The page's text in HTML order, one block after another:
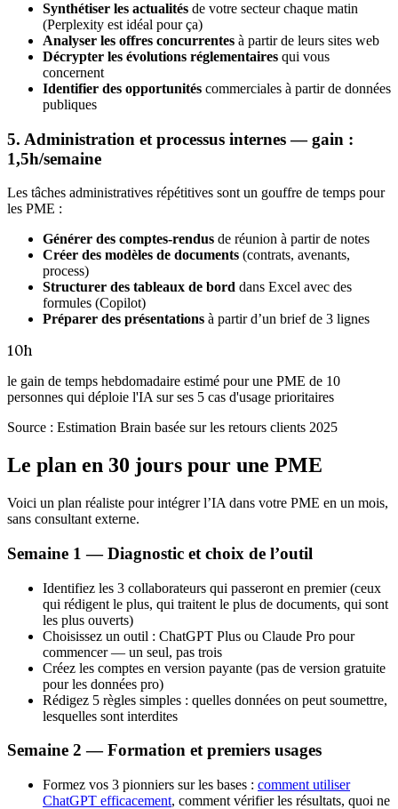
Synthétiser les actualités de votre secteur chaque matin
(Perplexity est idéal pour ça)
Analyser les offres concurrentes à partir de leurs sites web
Décrypter les évolutions réglementaires qui vous
concernent
Identifier des opportunités commerciales à partir de données
publiques
5. Administration et processus internes — gain :
1,5h/semaine
Les tâches administratives répétitives sont un gouffre de temps pour
les PME :
Générer des comptes-rendus de réunion à partir de notes
Créer des modèles de documents (contrats, avenants,
process)
Structurer des tableaux de bord dans Excel avec des
formules (Copilot)
Préparer des présentations à partir d’un brief de 3 lignes
10h
le gain de temps hebdomadaire estimé pour une PME de 10
personnes qui déploie l'IA sur ses 5 cas d'usage prioritaires
Source : Estimation Brain basée sur les retours clients 2025
Le plan en 30 jours pour une PME
Voici un plan réaliste pour intégrer l’IA dans votre PME en un mois,
sans consultant externe.
Semaine 1 — Diagnostic et choix de l’outil
Identifiez les 3 collaborateurs qui passeront en premier (ceux
qui rédigent le plus, qui traitent le plus de documents, qui sont
les plus ouverts)
Choisissez un outil : ChatGPT Plus ou Claude Pro pour
commencer — un seul, pas trois
Créez les comptes en version payante (pas de version gratuite
pour les données pro)
Rédigez 5 règles simples : quelles données on peut soumettre,
lesquelles sont interdites
Semaine 2 — Formation et premiers usages
Formez vos 3 pionniers sur les bases : comment utiliser
ChatGPT efficacement, comment vérifier les résultats, quoi ne